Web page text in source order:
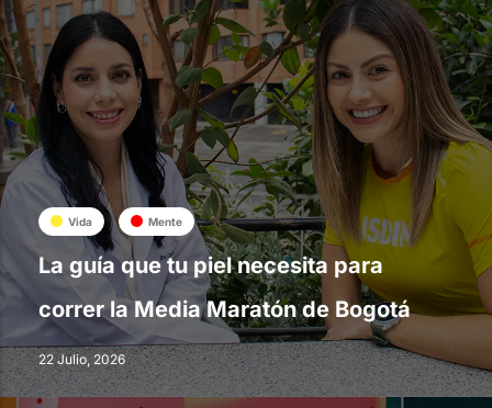
Vida Mente
La guía que tu piel necesita para
correr la Media Maratón de Bogotá
22 Julio, 2026